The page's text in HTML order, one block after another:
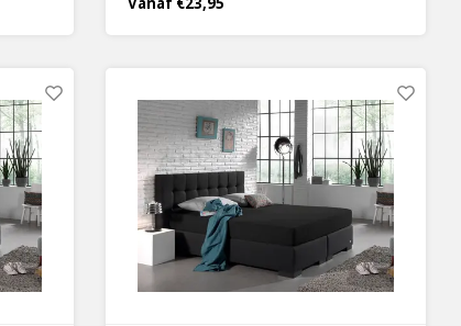
is, door deze techniek, elastisch en heeft
een dichte structuur.